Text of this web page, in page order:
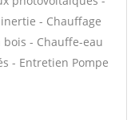
- Chauffage
- Chauffe-eau
- Entretien Pompe